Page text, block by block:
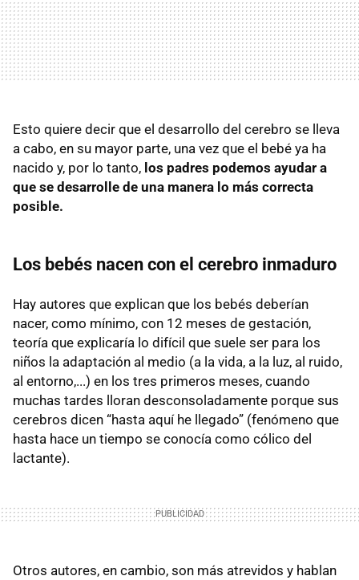
Esto quiere decir que el desarrollo del cerebro se lleva
a cabo, en su mayor parte, una vez que el bebé ya ha
nacido y, por lo tanto, los padres podemos ayudar a
que se desarrolle de una manera lo más correcta
posible.
Los bebés nacen con el cerebro inmaduro
Hay autores que explican que los bebés deberían
nacer, como mínimo, con 12 meses de gestación,
teoría que explicaría lo difícil que suele ser para los
niños la adaptación al medio (a la vida, a la luz, al ruido,
al entorno,...) en los tres primeros meses, cuando
muchas tardes lloran desconsoladamente porque sus
cerebros dicen “hasta aquí he llegado” (fenómeno que
hasta hace un tiempo se conocía como cólico del
lactante).
Otros autores, en cambio, son más atrevidos y hablan